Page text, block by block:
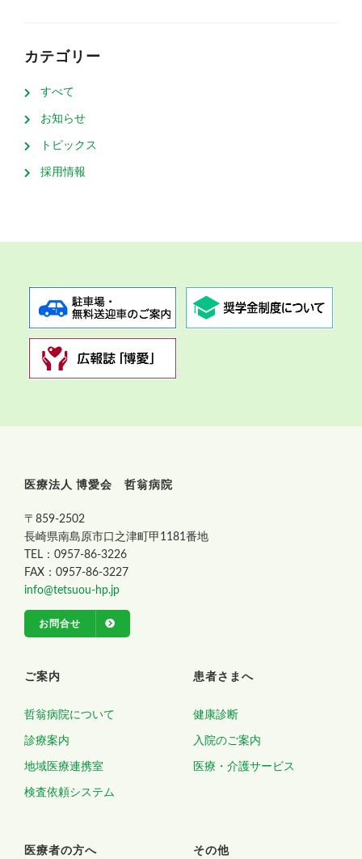
カテゴリー
すべて
お知らせ
トピックス
採用情報
医療法人 博愛会 哲翁病院
〒859-2502
長崎県南島原市口之津町甲1181番地
TEL：0957-86-3226
FAX：0957-86-3227
info@tetsuou-hp.jp
お問合せ
ご案内
哲翁病院について
診療案内
地域医療連携室
検査依頼システム
患者さまへ
健康診断
入院のご案内
医療・介護サービス
医療者の方へ その他